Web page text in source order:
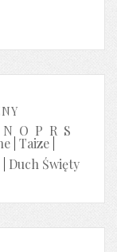
N O P R S
Taize
Duch Święty